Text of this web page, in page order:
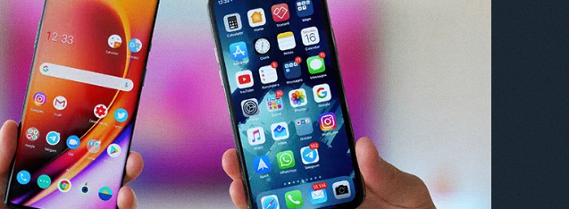
EL
AR
BG
CS
DA
ELE
Twitter Facebook